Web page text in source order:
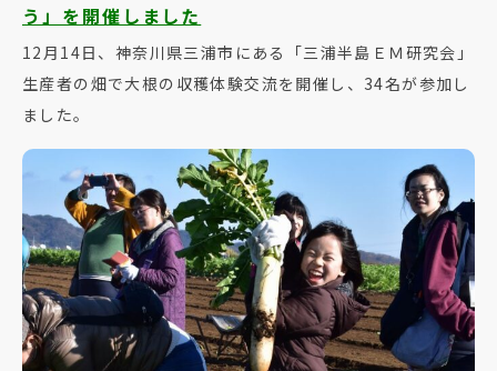
う」を開催しました
12月14日、神奈川県三浦市にある「三浦半島ＥＭ研究会」
生産者の畑で大根の収穫体験交流を開催し、34名が参加し
ました。